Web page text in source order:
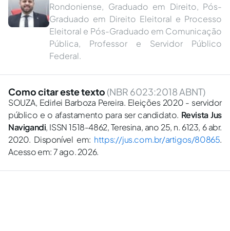
Rondoniense, Graduado em Direito, Pós-
Graduado em Direito Eleitoral e Processo
Eleitoral e Pós-Graduado em Comunicação
Pública, Professor e Servidor Público
Federal.
Como citar este texto (NBR 6023:2018 ABNT)
SOUZA, Edirlei Barboza Pereira. Eleições 2020 - servidor
público e o afastamento para ser candidato. Revista Jus
Navigandi, ISSN 1518-4862, Teresina, ano 25, n. 6123, 6 abr.
2020. Disponível em: https://jus.com.br/artigos/80865.
Acesso em: 7 ago. 2026.